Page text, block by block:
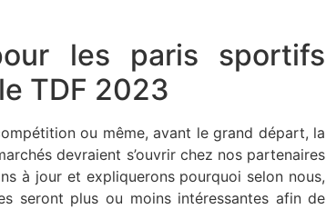
les paris sportifs
TDF 2023
ou même, avant le grand départ, la
devraient s’ouvrir chez nos partenaires
à jour et expliquerons pourquoi selon nous,
seront plus ou moins intéressantes afin de